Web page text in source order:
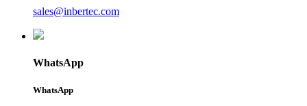
sales@inbertec.com
WhatsApp
WhatsApp